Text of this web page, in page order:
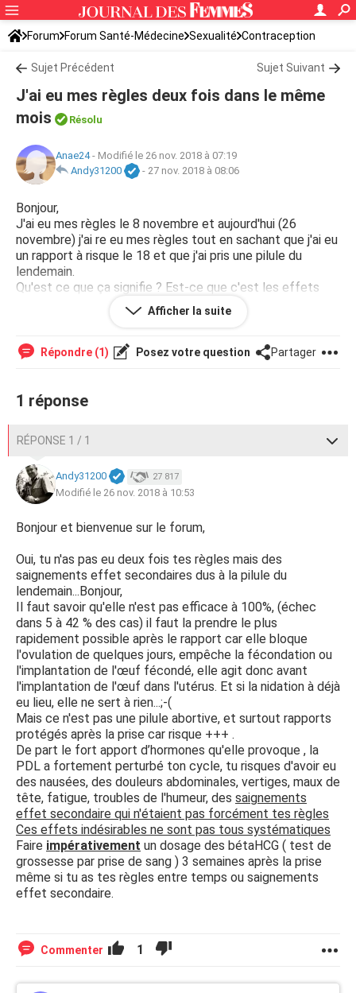
Forum Forum Santé-Médecine Sexualité Contraception
Sujet Précédent Sujet Suivant
J'ai eu mes règles deux fois dans le même
mois
Résolu
Anae24- Modifié le 26 nov. 2018 à 07:19
Andy31200
- 27 nov. 2018 à 08:06
Bonjour,
J'ai eu mes règles le 8 novembre et aujourd'hui (26
novembre) j'ai re eu mes règles tout en sachant que j'ai eu
un rapport à risque le 18 et que j'ai pris une pilule du
lendemain.
Qu'est ce que ça signifie ? Est-ce que c'est les effets
Afficher la suite
Répondre (1) Posez votre question Partager
1 réponse
RÉPONSE 1 / 1
Andy31200 27 817
Modifié le 26 nov. 2018 à 10:53
Bonjour et bienvenue sur le forum,
Oui, tu n'as pas eu deux fois tes règles mais des
saignements effet secondaires dus à la pilule du
lendemain...Bonjour,
Il faut savoir qu'elle n'est pas efficace à 100%, (échec
dans 5 à 42 % des cas) il faut la prendre le plus
rapidement possible après le rapport car elle bloque
l'ovulation de quelques jours, empêche la fécondation ou
l'implantation de l'œuf fécondé, elle agit donc avant
l'implantation de l'œuf dans l'utérus. Et si la nidation à déjà
eu lieu, elle ne sert à rien...;-(
Mais ce n'est pas une pilule abortive, et surtout rapports
protégés après la prise car risque +++ .
De part le fort apport d’hormones qu'elle provoque , la
PDL a fortement perturbé ton cycle, tu risques d'avoir eu
des nausées, des douleurs abdominales, vertiges, maux de
tête, fatigue, troubles de l'humeur, des saignements
effet secondaire qui n'étaient pas forcément tes règles
Ces effets indésirables ne sont pas tous systématiques
Faire impérativement un dosage des bétaHCG ( test de
grossesse par prise de sang ) 3 semaines après la prise
même si tu as tes règles entre temps ou saignements
effet secondaire.
Commenter 1